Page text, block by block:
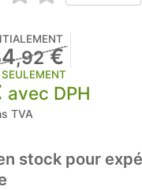
,92€
avec DPH
TVA
stock pour